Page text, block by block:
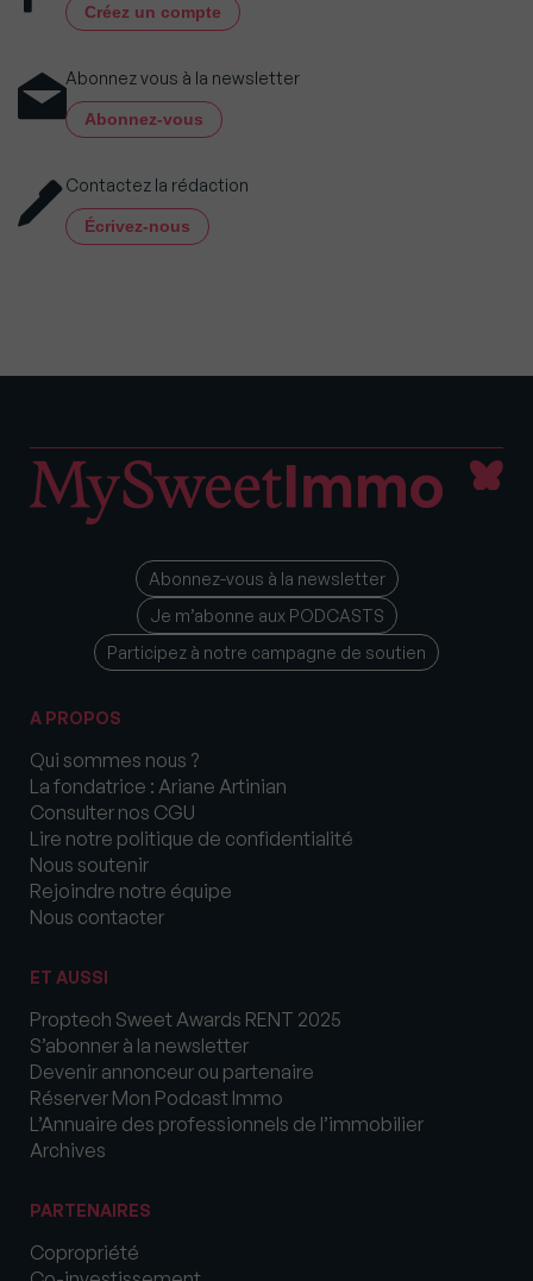
Créez un compte
Abonnez vous à la newsletter
Abonnez-vous
Contactez la rédaction
Écrivez-nous
Abonnez-vous à la newsletter
Je m’abonne aux PODCASTS
Participez à notre campagne de soutien
A PROPOS
Qui sommes nous ?
La fondatrice : Ariane Artinian
Consulter nos CGU
Lire notre politique de confidentialité
Nous soutenir
Rejoindre notre équipe
Nous contacter
ET AUSSI
Proptech Sweet Awards RENT 2025
S’abonner à la newsletter
Devenir annonceur ou partenaire
Réserver Mon Podcast Immo
L’Annuaire des professionnels de l’immobilier
Archives
PARTENAIRES
Copropriété